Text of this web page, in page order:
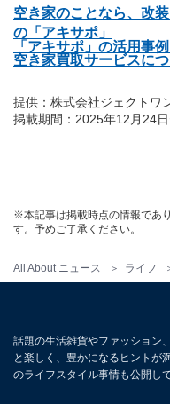
All About ニュース ライフ
空き家のことなら、改
の「アキサポ」
「アキサポ」の活用事
空き家買取サービスに
提供：株式会社ジェクトワ
掲載期間：2025年12月24
※本記事は掲載時点の情報であ
す。予めご了承ください。
話題の生活雑貨やファッション
と楽しく、豊かになるヒントが
のライフスタイル事情も公開し